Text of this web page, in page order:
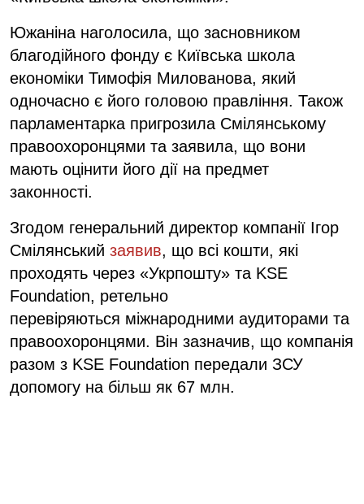
Южаніна наголосила, що засновником
благодійного фонду є Київська школа
економіки Тимофія Милованова, який
одночасно є його головою правління. Також
парламентарка пригрозила Смілянському
правоохоронцями та заявила, що вони
мають оцінити його дії на предмет
законності.
Згодом генеральний директор компанії Ігор
Смілянський заявив, що всі кошти, які
проходять через «Укрпошту» та KSE
Foundation, ретельно
перевіряються міжнародними аудиторами та
правоохоронцями. Він зазначив, що компанія
разом з KSE Foundation передали ЗСУ
допомогу на більш як 67 млн.